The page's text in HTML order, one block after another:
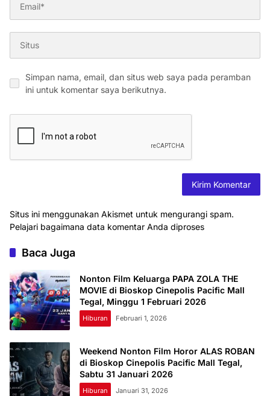
Simpan nama, email, dan situs web saya pada peramban
ini untuk komentar saya berikutnya.
Situs ini menggunakan Akismet untuk mengurangi spam.
Pelajari bagaimana data komentar Anda diproses
Baca Juga
Nonton Film Keluarga PAPA ZOLA THE
MOVIE di Bioskop Cinepolis Pacific Mall
Tegal, Minggu 1 Februari 2026
Hiburan Februari 1, 2026
Weekend Nonton Film Horor ALAS ROBAN
di Bioskop Cinepolis Pacific Mall Tegal,
Sabtu 31 Januari 2026
Hiburan Januari 31, 2026